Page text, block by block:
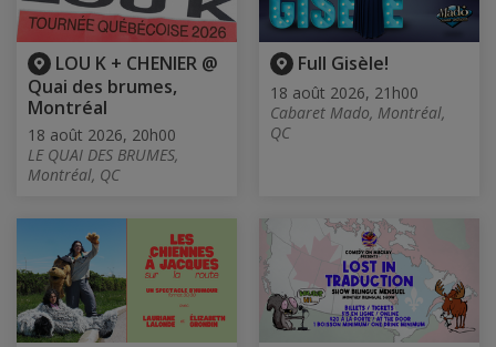
LOU K + CHENIER @
Quai des brumes,
Montréal
18 août 2026, 20h00
LE QUAI DES BRUMES,
Montréal, QC
Full Gisèle!
18 août 2026, 21h00
Cabaret Mado, Montréal,
QC